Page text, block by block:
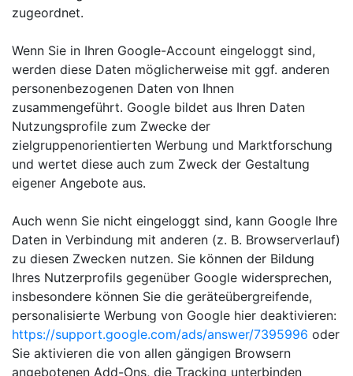
zugeordnet.
Wenn Sie in Ihren Google-Account eingeloggt sind,
werden diese Daten möglicherweise mit ggf. anderen
personenbezogenen Daten von Ihnen
zusammengeführt. Google bildet aus Ihren Daten
Nutzungsprofile zum Zwecke der
zielgruppenorientierten Werbung und Marktforschung
und wertet diese auch zum Zweck der Gestaltung
eigener Angebote aus.
Auch wenn Sie nicht eingeloggt sind, kann Google Ihre
Daten in Verbindung mit anderen (z. B. Browserverlauf)
zu diesen Zwecken nutzen. Sie können der Bildung
Ihres Nutzerprofils gegenüber Google widersprechen,
insbesondere können Sie die geräteübergreifende,
personalisierte Werbung von Google hier deaktivieren:
https://support.google.com/ads/answer/7395996 oder
Sie aktivieren die von allen gängigen Browsern
angebotenen Add-Ons, die Tracking unterbinden